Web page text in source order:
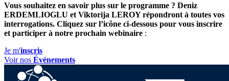
Vous souhaitez en savoir plus sur le programme ? Deniz
ERDEMLIOGLU et Viktorija LEROY répondront à toutes vos
interrogations. Cliquez sur l’icône ci-dessous pour vous inscrire
et participer à notre prochain webinaire :
Je m'inscris
Voir nos Événements